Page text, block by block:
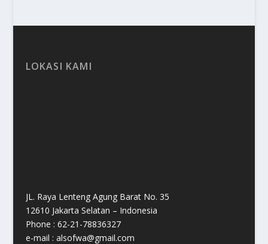
LOKASI KAMI
JL. Raya Lenteng Agung Barat No. 35
12610 Jakarta Selatan – Indonesia
Phone : 62-21-78836327
e-mail : alsofwa@gmail.com